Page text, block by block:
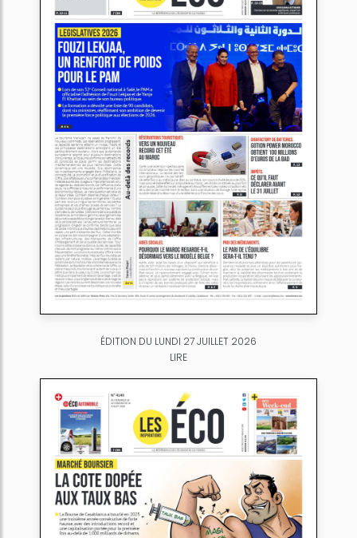
ÉDITION DU LUNDI 27 JUILLET 2026
LIRE